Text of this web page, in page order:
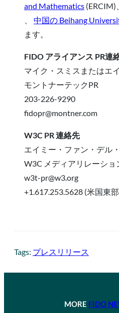
and Mathematics (ERCIM)
中国の Beihang
ます。
FIDO アライアンス PR連
マイク・スミスまたはエ
モントナーテックPR
203-226-9290
fidopr@montner.com
W3C PR 連絡先
エイミー・ファン・デル
W3C メディアリレーシ
w3t-pr@w3.org
+1.617.253.5628 (米国東
Tags: プレスリリース
MORE FIDO